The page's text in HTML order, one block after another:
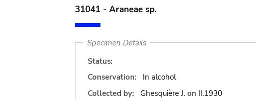
31041 - Araneae sp.
Specimen Details
Status:
Conservation:
In alcohol
Collected by:
Ghesquière J. on II.1930